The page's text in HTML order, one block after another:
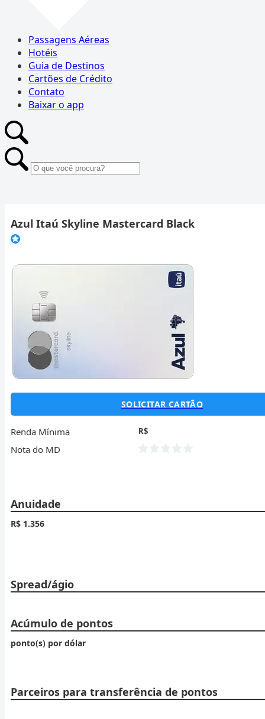
Passagens Aéreas
Hotéis
Guia de Destinos
Cartões de Crédito
Contato
Baixar o app
Azul Itaú Skyline Mastercard Black
SOLICITAR CARTÃO
Renda Mínima R$
Nota do MD
Anuidade
R$ 1.356
Spread/ágio
Acúmulo de pontos
ponto(s) por dólar
Parceiros para transferência de pontos